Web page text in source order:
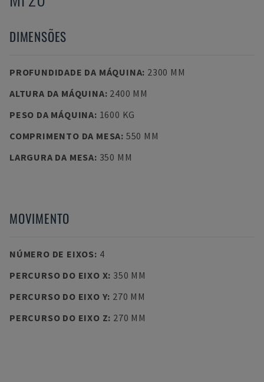
DIMENSÕES
PROFUNDIDADE DA MÁQUINA: 2300 MM
ALTURA DA MÁQUINA: 2400 MM
PESO DA MÁQUINA: 1600 KG
COMPRIMENTO DA MESA: 550 MM
LARGURA DA MESA: 350 MM
MOVIMENTO
NÚMERO DE EIXOS: 4
PERCURSO DO EIXO X: 350 MM
PERCURSO DO EIXO Y: 270 MM
PERCURSO DO EIXO Z: 270 MM